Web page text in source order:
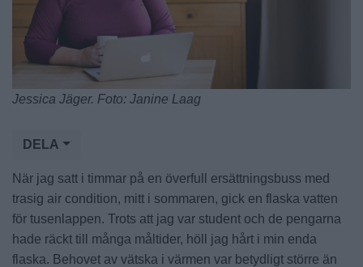
Jessica Jäger. Foto: Janine Laag
DELA
När jag satt i timmar på en överfull ersättningsbuss med
trasig air condition, mitt i sommaren, gick en flaska vatten
för tusenlappen. Trots att jag var student och de pengarna
hade räckt till många måltider, höll jag hårt i min enda
flaska. Behovet av vätska i värmen var betydligt större än